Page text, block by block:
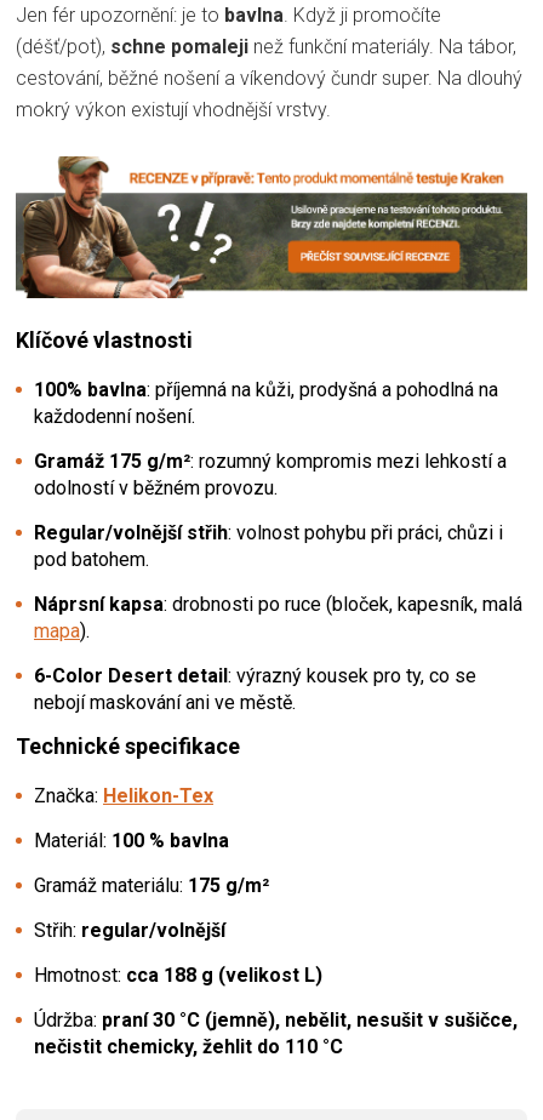
Jen fér upozornění: je to bavlna. Když ji promočíte
(déšť/pot), schne pomaleji než funkční materiály. Na tábor,
cestování, běžné nošení a víkendový čundr super. Na dlouhý
mokrý výkon existují vhodnější vrstvy.
Klíčové vlastnosti
100% bavlna: příjemná na kůži, prodyšná a pohodlná na
každodenní nošení.
Gramáž 175 g/m²: rozumný kompromis mezi lehkostí a
odolností v běžném provozu.
Regular/volnější střih: volnost pohybu při práci, chůzi i
pod batohem.
Náprsní kapsa: drobnosti po ruce (bloček, kapesník, malá
mapa).
6-Color Desert detail : výrazný kousek pro ty, co se
nebojí maskování ani ve městě.
Technické specifikace
Značka: Helikon-Tex
Materiál: 100 % bavlna
Gramáž materiálu: 175 g/m²
Střih: regular/volnější
Hmotnost: cca 188 g (velikost L)
Údržba: praní 30 °C (jemně), nebělit, nesušit v sušičce,
nečistit chemicky, žehlit do 110 °C